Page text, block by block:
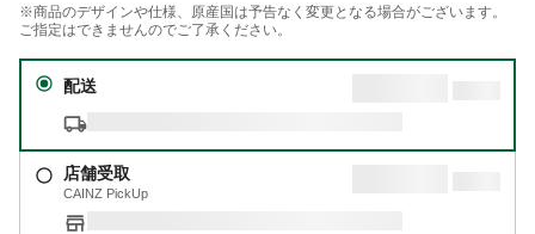
※商品のデザインや仕様、原産国は予告なく変更となる場合がございます。
ご指定はできませんのでご了承ください。
配送
店舗受取
CAINZ PickUp